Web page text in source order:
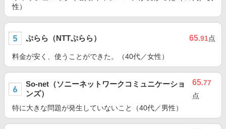
性）
ぷらら（NTTぷらら） 65.91点
料金が安く、使うことができた。（40代／女性）
So-net（ソニーネットワークコミュニケーショ
ンズ）
65.77
点
特に大きな問題が発生していないこと（40代／男性）